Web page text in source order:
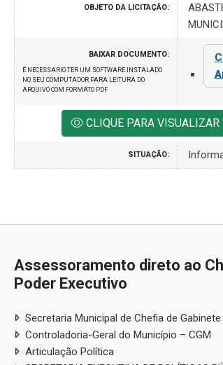
OBJETO DA LICITAÇÃO:
BAIXAR DOCUMENTO:
É NECESSARIO TER UM SOFTWARE INSTALADO
NO SEU COMPUTADOR PARA LEITURA DO
ARQUIVO COM FORMATO PDF
CLIQUE PARA
SITUAÇÃO:
Assessoramento direto ao
Poder Executivo
Secretaria Municipal de Chefia de Gabinete
Controladoria-Geral do Município – CGM
Articulação Política